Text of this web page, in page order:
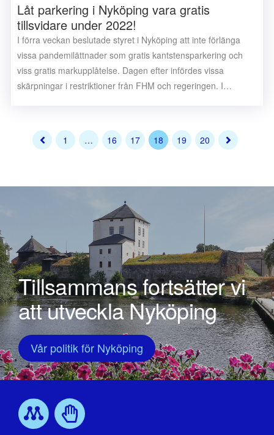
Låt parkering i Nyköping vara gratis
tillsvidare under 2022!
I förra veckan beslutade styret i Nyköping att inte förlänga
vissa pandemilättnader som gratis kantstensparkering och
viss gratis markupplåtelse. Dagen efter infördes vissa
skärpningar i restriktioner från FHM och regeringen. I…
1 … 16 17 18 19 20
Tillsammans fortsätter vi
att utveckla Nyköping
Vår politik för Nyköping